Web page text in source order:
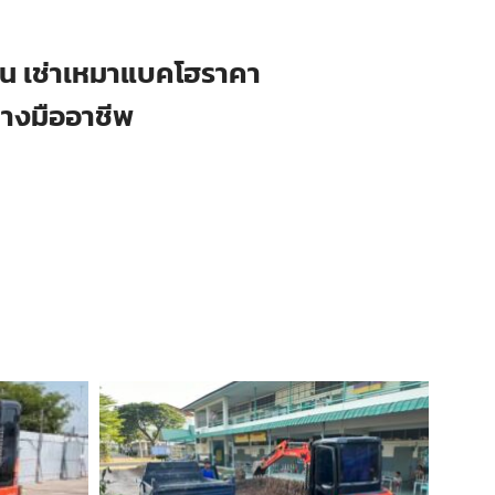
เช่าเหมาแบคโฮราคา
งมืออาชีพ